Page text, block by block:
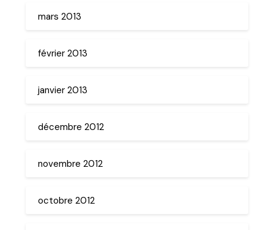
mars 2013
février 2013
janvier 2013
décembre 2012
novembre 2012
octobre 2012